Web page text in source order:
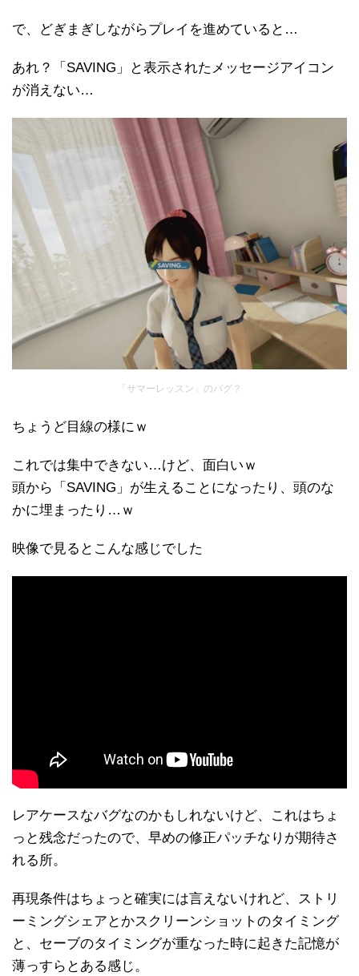
で、どぎまぎしながらプレイを進めていると…
あれ？「SAVING」と表示されたメッセージアイコン
が消えない…
「サマーレッスン」のバグ？
ちょうど目線の様にｗ
これでは集中できない…けど、面白いｗ
頭から「SAVING」が生えることになったり、頭のな
かに埋まったり…ｗ
映像で見るとこんな感じでした
レアケースなバグなのかもしれないけど、これはちょ
っと残念だったので、早めの修正パッチなりが期待さ
れる所。
再現条件はちょっと確実には言えないけれど、ストリ
ーミングシェアとかスクリーンショットのタイミング
と、セーブのタイミングが重なった時に起きた記憶が
薄っすらとある感じ。